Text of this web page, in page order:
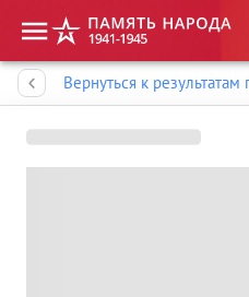
Вернуться к результатам
Память народа